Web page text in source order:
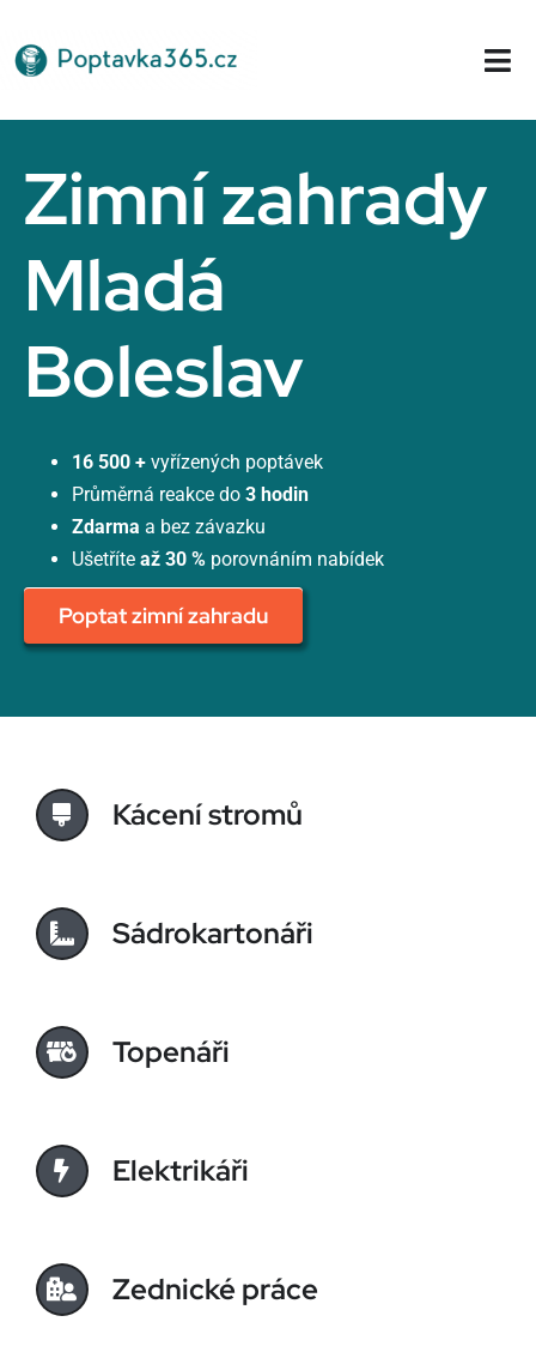
na
obsah
Zimní zahrady
Mladá
Boleslav
16 500 + vyřízených poptávek
Průměrná reakce do 3 hodin
Zdarma a bez závazku
Ušetříte až 30 %porovnáním nabídek
Poptat zimní zahradu
Kácení stromů
Sádrokartonáři
Topenáři
Elektrikáři
Zednické práce